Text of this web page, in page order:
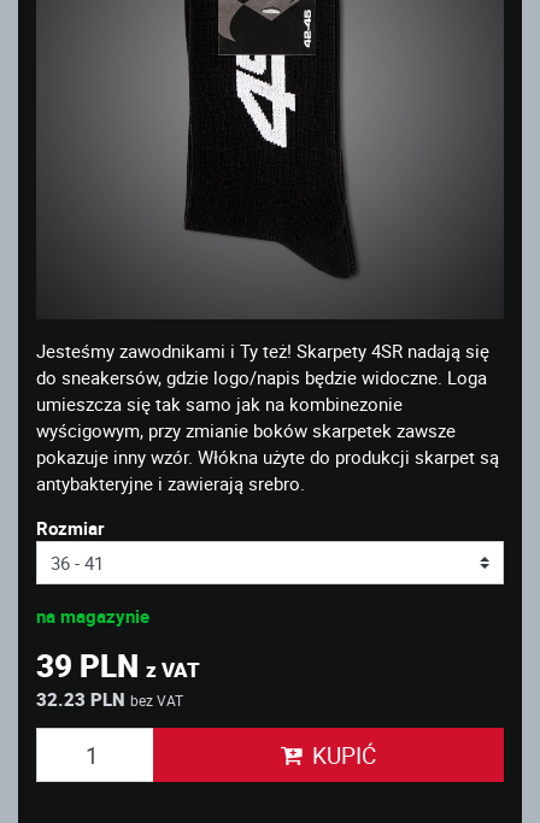
Jesteśmy zawodnikami i Ty też! Skarpety 4SR nadają się
do sneakersów, gdzie logo/napis będzie widoczne. Loga
umieszcza się tak samo jak na kombinezonie
wyścigowym, przy zmianie boków skarpetek zawsze
pokazuje inny wzór. Włókna użyte do produkcji skarpet są
antybakteryjne i zawierają srebro.
Rozmiar
na magazynie
39 PLN z VAT
32.23 PLN bez VAT
KUPIĆ